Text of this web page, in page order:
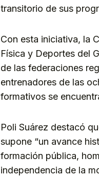
transitorio de sus
Con esta iniciativa, la
Física y Deportes del
de las federaciones
entrenadores de las
formativos se
Poli Suárez destacó
supone “un avance
formación pública,
independencia de la